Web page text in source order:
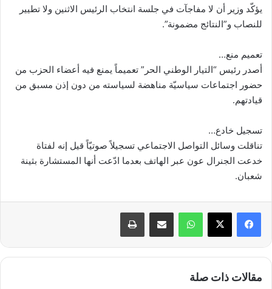
يؤكّد وزير أن لا مفاجآت في جلسة انتخاب الرئيس الاثنين ولا تطيير
للنصاب و”النتائج مضمونة”.
تعميم منع…
أصدر رئيس “التيار الوطني الحر” تعميماً يمنع فيه أعضاء الحزب من
حضور اجتماعات سياسيّة مناهضة لسياسته من دون إذن مسبق من
قيادتهم.
تسجيل خادع…
تناقلت وسائل التواصل الاجتماعي تسجيلاً صوتيّاً قيل إنه لفتاة
خدعت الجنرال عون عبر الهاتف بعدما ادّعت أنها المستشارة بثينة
شعبان.
واتساب مشاركة عبر البريد طباعة
مقالات ذات صلة